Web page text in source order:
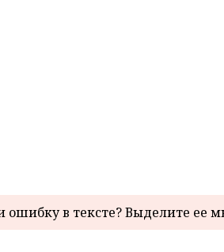
в тексте? Выделите ее